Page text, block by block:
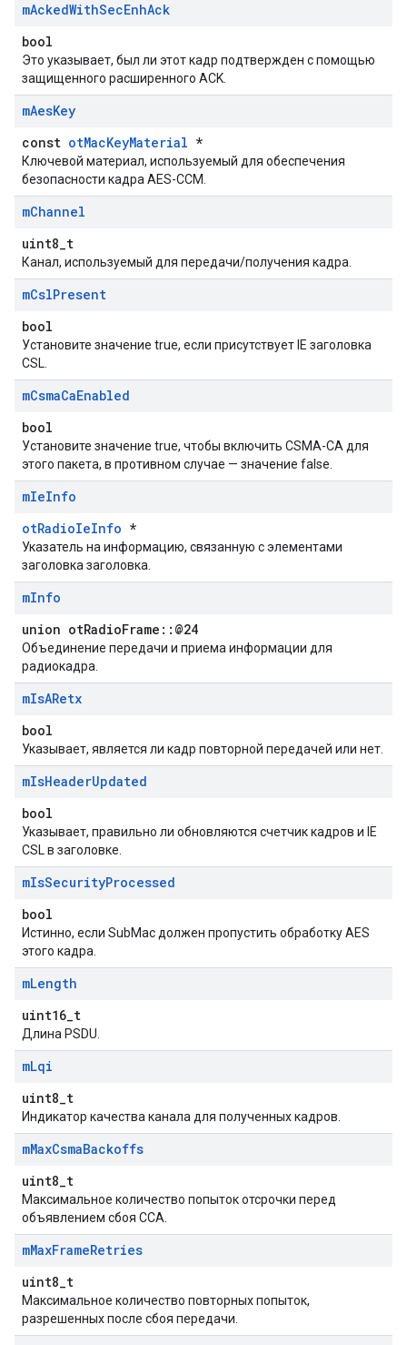
mAckedWithSecEnhAck
bool
Это указывает, был ли этот кадр подтвержден с помощью
защищенного расширенного ACK.
mAesKey
const otMacKeyMaterial *
Ключевой материал, используемый для обеспечения
безопасности кадра AES-CCM.
mChannel
uint8_t
Канал, используемый для передачи/получения кадра.
mCslPresent
bool
Установите значение true, если присутствует IE заголовка
CSL.
mCsmaCaEnabled
bool
Установите значение true, чтобы включить CSMA-CA для
этого пакета, в противном случае — значение false.
mIeInfo
otRadioIeInfo *
Указатель на информацию, связанную с элементами
заголовка заголовка.
mInfo
union otRadioFrame::@24
Объединение передачи и приема информации для
радиокадра.
mIsARetx
bool
Указывает, является ли кадр повторной передачей или нет.
mIsHeaderUpdated
bool
Указывает, правильно ли обновляются счетчик кадров и IE
CSL в заголовке.
mIsSecurityProcessed
bool
Истинно, если SubMac должен пропустить обработку AES
этого кадра.
mLength
uint16_t
Длина PSDU.
mLqi
uint8_t
Индикатор качества канала для полученных кадров.
mMaxCsmaBackoffs
uint8_t
Максимальное количество попыток отсрочки перед
объявлением сбоя CCA.
mMaxFrameRetries
uint8_t
Максимальное количество повторных попыток,
разрешенных после сбоя передачи.